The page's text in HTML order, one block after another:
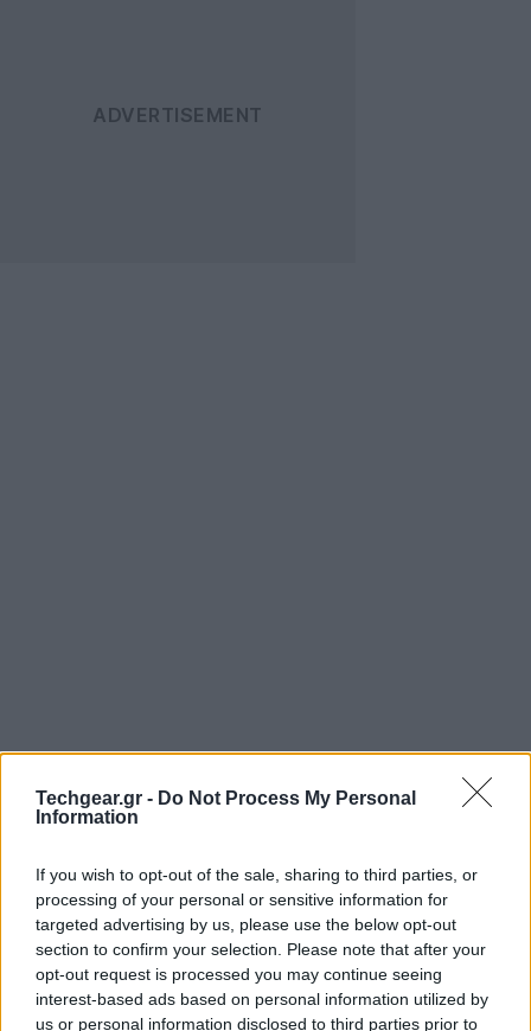
Techgear.gr - Do Not Process My Personal
Information
If you wish to opt-out of the sale, sharing to third parties, or
processing of your personal or sensitive information for
targeted advertising by us, please use the below opt-out
section to confirm your selection. Please note that after your
opt-out request is processed you may continue seeing
interest-based ads based on personal information utilized by
us or personal information disclosed to third parties prior to
ιστορία και έχει και αποδεδειγμένα πλέον δίκιο.
Σύμφωνα με νέα έρευνα του University of Chicago, εάν
αντιμετωπίζετε τα μαθηματικά με φοβία, είναι
αρκετά πιθανό απλά και μόνο η προετοιμασία για την
επίλυση ενός μαθηματικού προβλήματος να
ενεργοποιήσει την περιοχή του εγκεφάλου που